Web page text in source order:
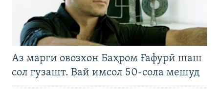
Аз марги овозхон Баҳром Ғафурӣ шаш
сол гузашт. Вай имсол 50-сола мешуд